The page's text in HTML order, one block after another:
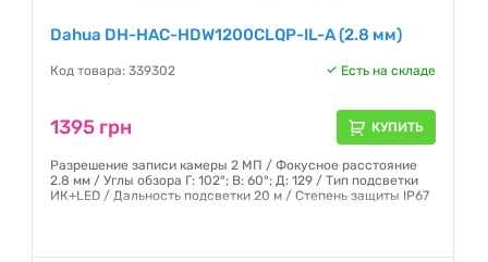
Dahua DH-HAC-HDW1200CLQP-IL-A (2.8 мм)
Код товара: 339302 Есть на складе
1395 грн КУПИТЬ
Разрешение записи камеры 2 МП / Фокусное расстояние
2.8 мм / Углы обзора Г: 102°; В: 60°; Д: 129 / Тип подсветки
ИК+LED / Дальность подсветки 20 м / Степень защиты IP67